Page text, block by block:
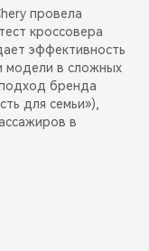
провела
кроссовера
эффективность
модели в сложных
бренда
для семьи»),
в